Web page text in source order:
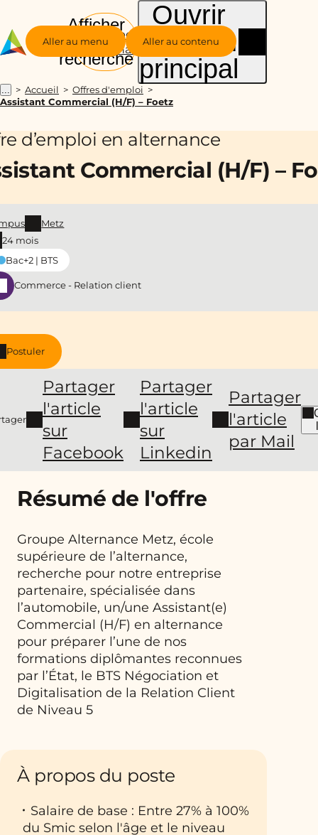
Aller au menu Aller au contenu
Groupe
Alternance
Afficher
la
recherche
Ouvrir
le menu
principal
... Accueil
Offres d'emploi
Assistant Commercial (H/F) – Foetz
d’emploi en alternance
Commercial (H/F) –
Postuler
Partager
l'article
sur
Facebook
Partager
l'article
sur
Linkedin
Partager
l'article
par Mail
Metz
24 mois
Bac+2 | BTS
Commerce - Relation client
Résumé de l'offre
Groupe Alternance Metz, école
supérieure de l’alternance,
recherche pour notre entreprise
partenaire, spécialisée dans
l’automobile, un/une Assistant(e)
Commercial (H/F) en alternance
pour préparer l’une de nos
formations diplômantes reconnues
par l’État, le BTS Négociation et
Digitalisation de la Relation Client
de Niveau 5
À propos du poste
Salaire de base : Entre 27% à 100%
du Smic selon l'âge et le niveau